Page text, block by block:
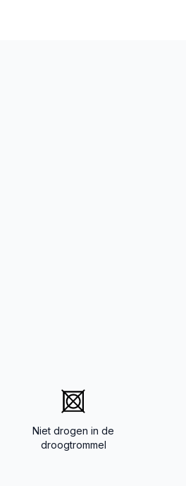
Niet drogen in de
droogtrommel